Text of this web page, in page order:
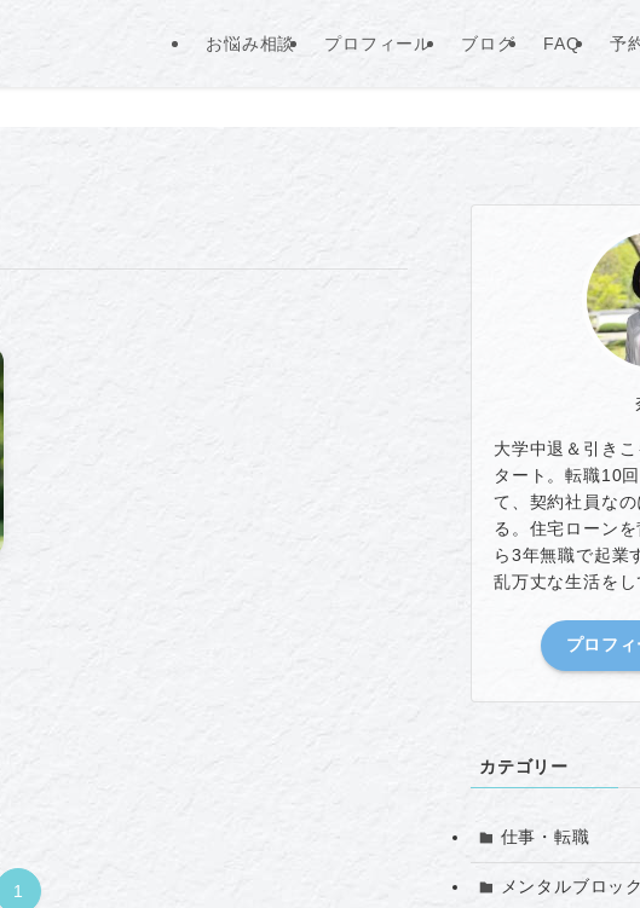
お悩み相談 プロフィール ブログ FAQ 予
1
大学中退＆引き
タート。転職10
て、契約社員な
る。住宅ローン
ら3年無職で起業
乱万丈な生活をし
プロフ
カテゴリー
仕事・転職
メンタルブロック